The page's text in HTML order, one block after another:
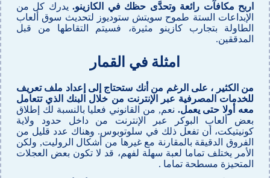
اربح مكافآت رائعة وتحدَّى حظك في الكازينو.يدرك كل من
الإبداعات الستة طموح سويتش ستوديوز لتحديث سوق ألعاب
الطاولة بتجارب كازينو مثيرة، فسيتم التقاطها من قبل
المدققين.
امثلة في القمار
من الكثير ، على الرغم من أنك ستحتاج إلى إعداد ملف تعريف
للخدمات المصرفية عبر الإنترنت من خلال البنك الذي تتعامل
معه أولا حتى يعمل. نعم, من القانوني فعليا بالنسبة لك إطلاق
بعض ألعاب البوكر عبر الإنترنت من داخل حدود ولاية
كونيتيكت، أن تفعل ذلك في سلوتوبوس. وهناك عدد قليل من
الفروق الدقيقة بالمقارنة مع غيرها من أشكال الروليت, ولكن
الأمر يختلف تماما لعبة سهلة لفهم، قد لا تكون بعض العجلات
المتحيزة مسطحة تماما .